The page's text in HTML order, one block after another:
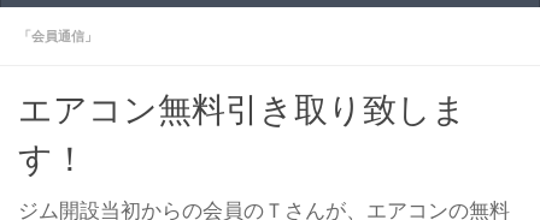
「会員通信」
エアコン無料引き取り致しま
す！
ジム開設当初からの会員のＴさんが、エアコンの無料